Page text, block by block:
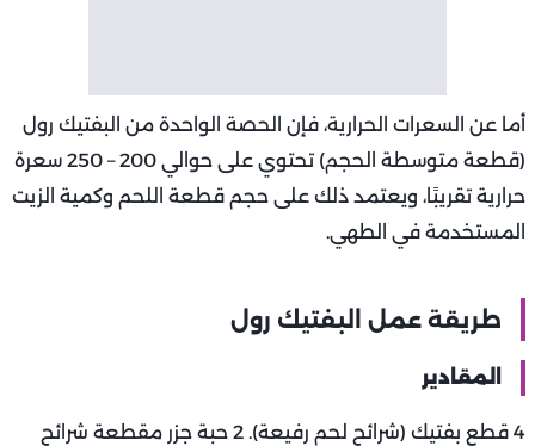
أما عن السعرات الحرارية، فإن الحصة الواحدة من البفتيك رول
(قطعة متوسطة الحجم) تحتوي على حوالي 200 – 250 سعرة
حرارية تقريبًا، ويعتمد ذلك على حجم قطعة اللحم وكمية الزيت
المستخدمة في الطهي.
طريقة عمل البفتيك رول
المقادير
4 قطع بفتيك (شرائح لحم رفيعة). 2 حبة جزر مقطعة شرائح